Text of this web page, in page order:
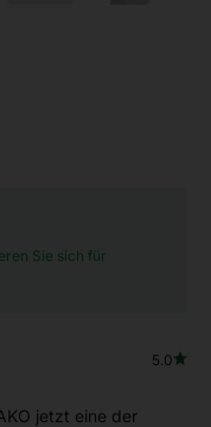
Sie sich für
5.0
jetzt eine der